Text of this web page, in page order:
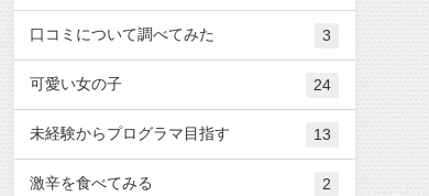
口コミについて調べてみた 3
可愛い女の子 24
未経験からプログラマ目指す 13
激辛を食べてみる 2